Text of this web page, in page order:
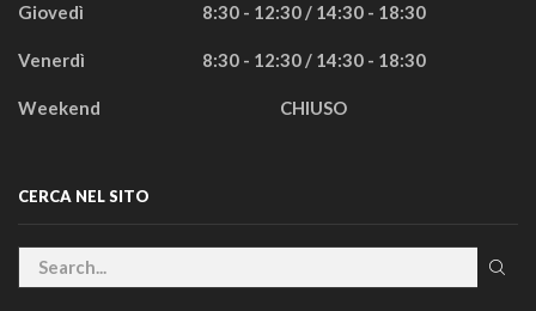
Giovedì 8:30 - 12:30 / 14:30 - 18:30
Venerdì 8:30 - 12:30 / 14:30 - 18:30
Weekend CHIUSO
CERCA NEL SITO